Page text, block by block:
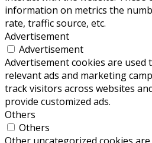
information on metrics the
rate, traffic source, etc.
Advertisement
Advertisement
Advertisement cookies are
relevant ads and marketing
track visitors across websites
provide customized ads.
Others
Others